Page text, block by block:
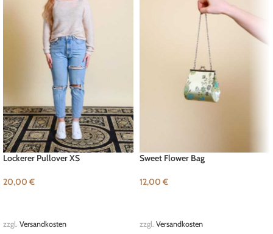
Lockerer Pullover XS
20,00 €
zzgl. Versandkosten
Sweet Flower Bag
12,00 €
zzgl. Versandkosten